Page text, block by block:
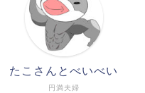
円満夫婦
たこさんとべいべい